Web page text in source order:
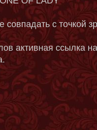
с точкой
активная ссылка